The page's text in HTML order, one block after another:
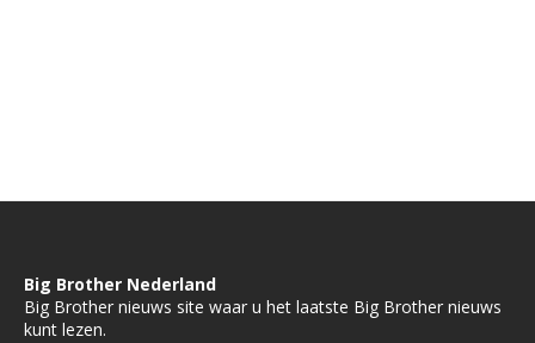
Big Brother Nederland
Big Brother nieuws site waar u het laatste Big Brother nieuws
kunt lezen.